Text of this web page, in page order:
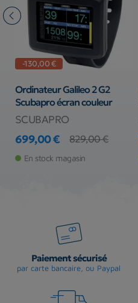
-130,00 €
Ordinateur Galileo 2 G2
Scubapro écran couleur
SCUBAPRO
Prix
699,00 €
Prix de base
829,00 €
En stock magasin
Paiement sécurisé
par carte bancaire, ou Paypal